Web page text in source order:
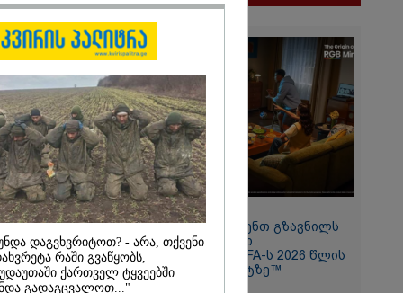
-
11:13 / 05-08-2026
Hisense წარმოგიდგენთ გზავნილს
"ინოვაციები უკეთესი
ცხოვრებისათვის" FIFA-ს 2026 წლის
მსოფლიო ჩემპიონატზე™
დაგვხვრიტოთ? - არა, თქვენი
რაში გვაწყობს,
ქართველ ტყვეებში
გადაგცვალოთ..."